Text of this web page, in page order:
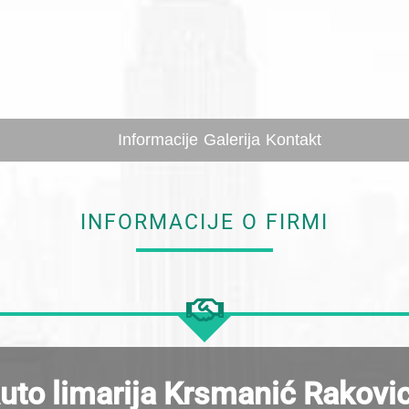
Informacije Galerija Kontakt
INFORMACIJE O FIRMI
limarija Krsmanić